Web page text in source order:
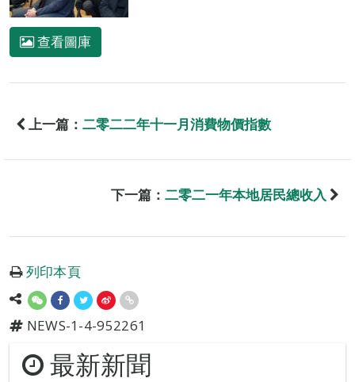
查看圖庫
上一篇： 二零二二年十一月消費物價指數
下一篇： 二零二一年本地居民總收入
列印本頁
NEWS-1-4-952261
最新新聞